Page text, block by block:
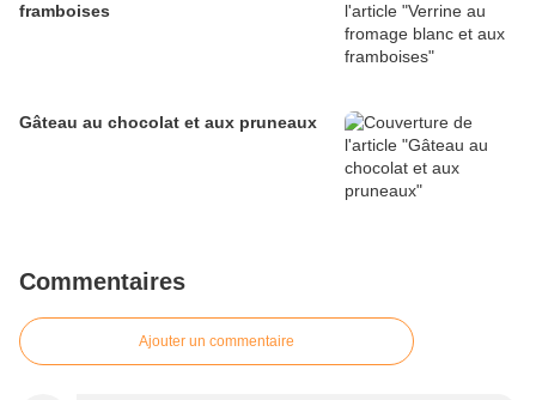
framboises
Gâteau au chocolat et aux pruneaux
Commentaires
Ajouter un commentaire